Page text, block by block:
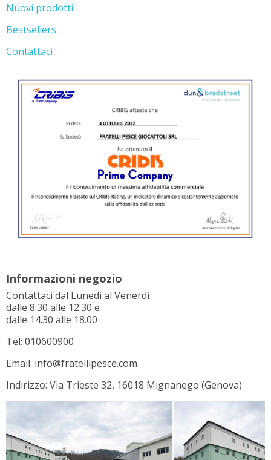
Nuovi prodotti
Bestsellers
Contattaci
Informazioni negozio
Contattaci dal Lunedi al Venerdi
dalle 8.30 alle 12.30 e
dalle 14.30 alle 18.00
Tel: 010600900
Email: info@fratellipesce.com
Indirizzo: Via Trieste 32, 16018 Mignanego (Genova)